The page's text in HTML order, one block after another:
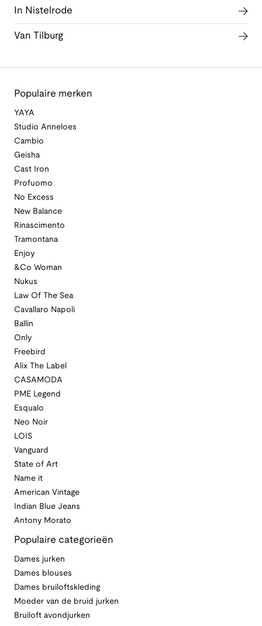
In Nistelrode
Van Tilburg
Populaire merken
YAYA
Studio Anneloes
Cambio
Geisha
Cast Iron
Profuomo
No Excess
New Balance
Rinascimento
Tramontana
Enjoy
&Co Woman
Nukus
Law Of The Sea
Cavallaro Napoli
Ballin
Only
Freebird
Alix The Label
CASAMODA
PME Legend
Esqualo
Neo Noir
LOIS
Vanguard
State of Art
Name it
American Vintage
Indian Blue Jeans
Antony Morato
Populaire categorieën
Dames jurken
Dames blouses
Dames bruiloftskleding
Moeder van de bruid jurken
Bruiloft avondjurken